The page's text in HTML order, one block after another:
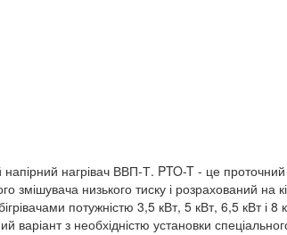
нагрівач ВВП-Т. PTO-T - це
змішувача низького тиску і розрахований на
потужністю 3,5 кВт, 5 кВт, 6,5 кВт і 8
варіант з необхідністю установки